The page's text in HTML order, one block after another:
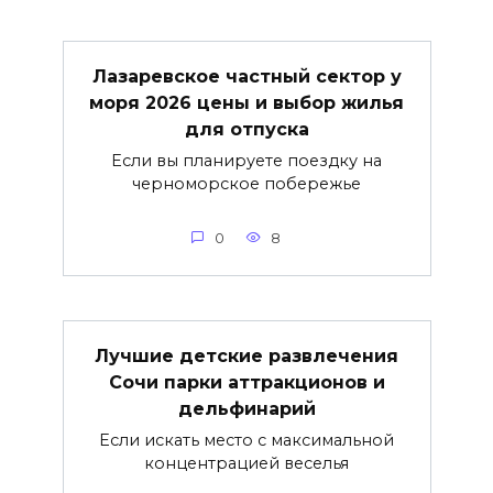
Лазаревское частный сектор у
моря 2026 цены и выбор жилья
для отпуска
Если вы планируете поездку на
черноморское побережье
0 8
Лучшие детские развлечения
Сочи парки аттракционов и
дельфинарий
Если искать место с максимальной
концентрацией веселья